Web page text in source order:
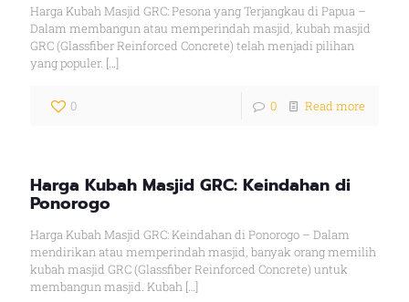
Harga Kubah Masjid GRC: Pesona yang Terjangkau di Papua –
Dalam membangun atau memperindah masjid, kubah masjid
GRC (Glassfiber Reinforced Concrete) telah menjadi pilihan
yang populer. […]
0 0 Read more
Harga Kubah Masjid GRC: Keindahan di
Ponorogo
Harga Kubah Masjid GRC: Keindahan di Ponorogo – Dalam
mendirikan atau memperindah masjid, banyak orang memilih
kubah masjid GRC (Glassfiber Reinforced Concrete) untuk
membangun masjid. Kubah […]